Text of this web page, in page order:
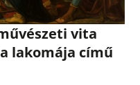
vita
lakomája című